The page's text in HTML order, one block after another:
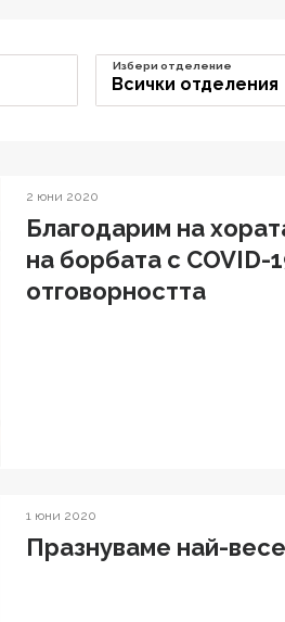
Всички отделения
Избери отделение
2 юни 2020
Благодарим на
на борбата с COVID-
отговорността
1 юни 2020
Празнуваме най-